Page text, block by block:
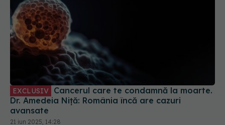
EXCLUSIV Cancerul care te condamnă la moarte.
Dr. Amedeia Niță: România încă are cazuri
avansate
21 iun 2025, 14:28